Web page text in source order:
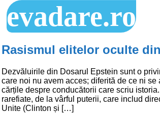
evadare.ro
Rasismul elitelor oculte
Dezvăluirile din Dosarul Epstein sunt o
care noi nu avem acces; diferită de ce ni
cărțile despre conducătorii care scriu
rarefiate, de la vârful puterii, care includ
Unite (Clinton și […]